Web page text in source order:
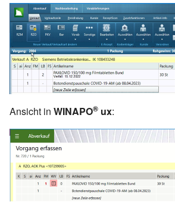
Ansicht in WINAPO® ux: